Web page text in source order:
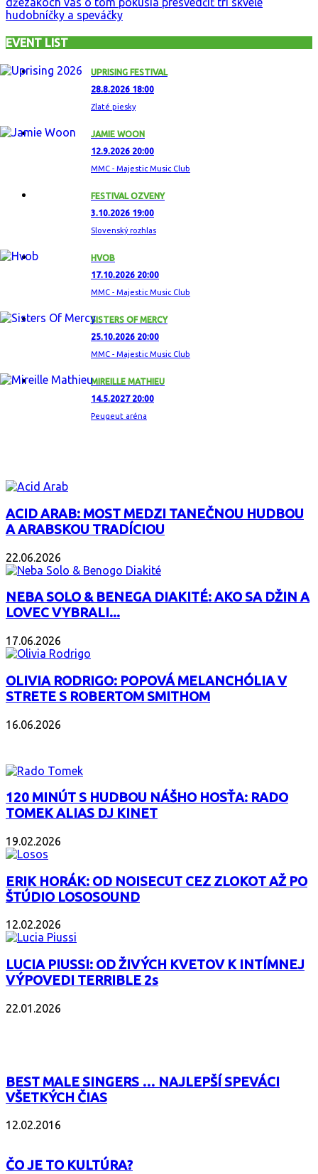
hudobníčky a speváčky
EVENT LIST
UPRISING FESTIVAL
28.8.2026 18:00
Zlaté piesky
JAMIE WOON
12.9.2026 20:00
MMC - Majestic Music Club
FESTIVAL OZVENY
3.10.2026 19:00
Slovenský rozhlas
HVOB
17.10.2026 20:00
MMC - Majestic Music Club
SISTERS OF MERCY
25.10.2026 20:00
MMC - Majestic Music Club
MIREILLE MATHIEU
14.5.2027 20:00
Peugeut aréna
ACID ARAB: MOST MEDZI TANEČNOU HUDBOU
A ARABSKOU TRADÍCIOU
22.06.2026
NEBA SOLO & BENEGA DIAKITÉ: AKO SA DŽIN A
LOVEC VYBRALI...
17.06.2026
OLIVIA RODRIGO: POPOVÁ MELANCHÓLIA V
STRETE S ROBERTOM SMITHOM
16.06.2026
120 MINÚT S HUDBOU NÁŠHO HOSŤA: RADO
TOMEK ALIAS DJ KINET
19.02.2026
ERIK HORÁK: OD NOISECUT CEZ ZLOKOT AŽ PO
ŠTÚDIO LOSOSOUND
12.02.2026
LUCIA PIUSSI: OD ŽIVÝCH KVETOV K INTÍMNEJ
VÝPOVEDI TERRIBLE 2s
22.01.2026
BEST MALE SINGERS … NAJLEPŠÍ SPEVÁCI
VŠETKÝCH ČIAS
12.02.2016
ČO JE TO KULTÚRA?